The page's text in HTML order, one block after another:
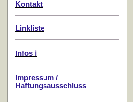
Kontakt
Linkliste
Infos ℹ️
Impressum /
Haftungsausschluss